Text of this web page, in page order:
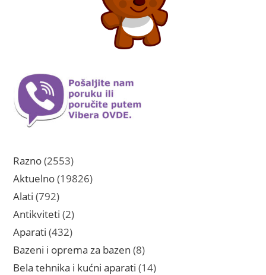
Razno 25532553
proizvoda
Aktuelno 1982619826
Alati 792792
proizvoda
Antikviteti 22
proizvoda
Aparati 432432
proizvoda
Bazeni i oprema za bazen 88
proizvoda
Bela tehnika i kućni aparati 1414